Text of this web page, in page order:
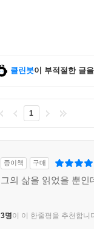
클린봇이 부적절한 글
1
종이책 구매
그의 삶을 읽었을 뿐
3명이 이 한줄평을 추천합니